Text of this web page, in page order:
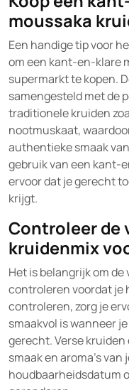
moussaka
Een handige tip voor
om een kant-en-klare
supermarkt te kopen.
samengesteld met de
traditionele kruiden
nootmuskaat,
authentieke smaak
gebruik van een kant-
ervoor dat je gerecht
krijgt.
Controleer de
kruidenmix
Het is belangrijk om
controleren voordat je
controleren, zorg je
smaakvol is wanneer
gerecht. Verse
smaak en aroma’s
houdbaarheidsdatum